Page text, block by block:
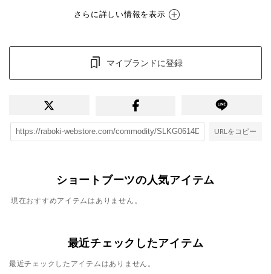
さらに詳しい情報を表示
マイブランドに登録
URLをコピー
ショートブーツの人気アイテム
現在おすすめアイテムはありません。
最近チェックしたアイテム
最近チェックしたアイテムはありません。